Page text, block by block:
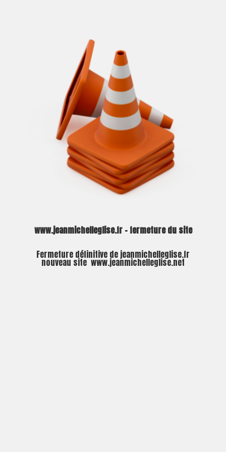
www.jeanmichelleglise.fr – fermeture du site
Fermeture définitive de jeanmichelleglise.fr
nouveau site www.jeanmichelleglise.net